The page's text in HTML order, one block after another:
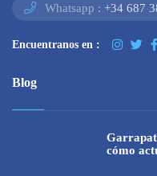
Whatsapp : +34 687
Encuentranos en :
Blog
cómo